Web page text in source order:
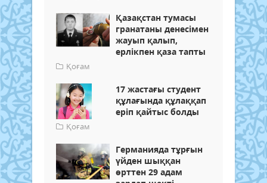
Қазақстан тумасы
гранатаны денесімен
жауып қалып,
ерлікпен қаза тапты
Қоғам
17 жастағы студент
құлағында құлаққап
еріп қайтыс болды
Қоғам
Германияда тұрғын
үйден шыққан
өрттен 29 адам